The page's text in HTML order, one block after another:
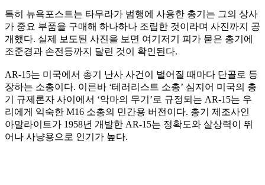
특히 뉴욕포스트는 타무라가 범행에 사용한 총기는 그의 상사
가 중요 부품을 구매해 하나하나 조립한 것이라며 사진까지 공
개했다. 실제 보도된 사진을 보면 여기저기 피가 묻은 총기에
조준경과 손전등까지 달린 것이 확인된다.
AR-15는 미국에서 총기 난사 사건이 벌어질 때마다 단골로 등
장하는 소총이다. 이른바 ‘테러리스트 소총’ 심지어 미국의 총
기 규제론자 사이에서 ‘악마의 무기’로 규정되는 AR-15는 우
리에게 익숙한 M16 소총의 민간용 버전이다. 총기 제조사인
아말라이트가 1958년 개발한 AR-15는 정확도와 살상력이 뛰
어나 사냥용으로 인기가 높다.